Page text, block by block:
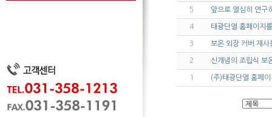
5 앞으로 열심히 연구
4 태광단열 홈페이지
3 보온 외장 커버 재
2 신개념의 조립식 보
1 (주)태광단열 홈페